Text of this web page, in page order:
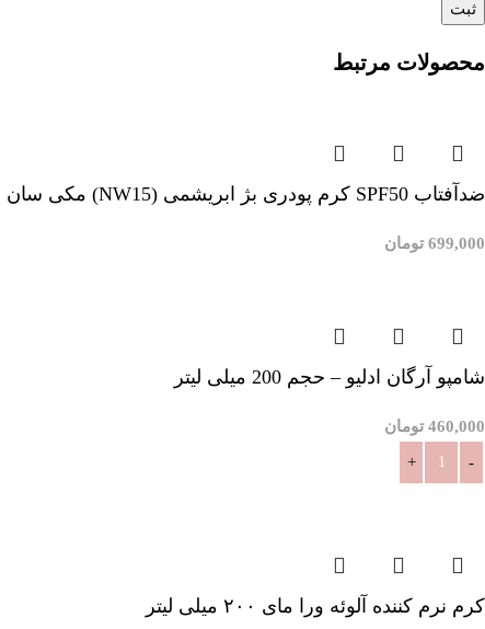
محصولات مرتبط
ضدآفتاب SPF50 کرم پودری بژ ابریشمی (NW15) مکی سان سان سیف_Maquisun Foundation Sunscreen SPF50
699,000 تومان
شامپو آرگان ادلیو – حجم 200 میلی لیتر
460,000 تومان
کرم نرم کننده آلوئه ورا مای ۲۰۰ میلی لیتر